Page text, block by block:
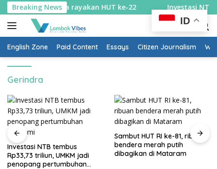
Skip
to
content
Breaking News
Desa Teniga rayakan HUT ke-22 Investasi NTB
English Zone Paid Content Essays Citizen Journalism
Gerindra
Investasi NTB tembus
Rp33,73 triliun, UMKM jadi
penopang pertumbuhan
Sambut HUT RI ke-81, ribuan
bendera merah putih
dibagikan di Mataram
ID